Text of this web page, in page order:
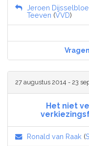
Jeroen
Teeven (VVD)
27 augustus 2014 - 23
Het niet
Ronald van Raak (